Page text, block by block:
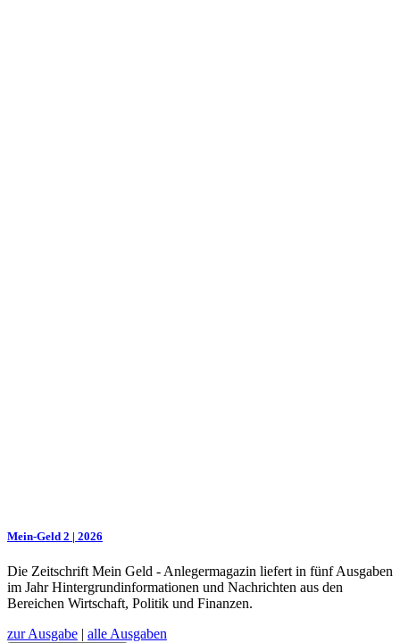
Mein-Geld 2 | 2026
Die Zeitschrift Mein Geld - Anlegermagazin liefert in fünf Ausgaben
im Jahr Hintergrundinformationen und Nachrichten aus den
Bereichen Wirtschaft, Politik und Finanzen.
zur Ausgabe | alle Ausgaben